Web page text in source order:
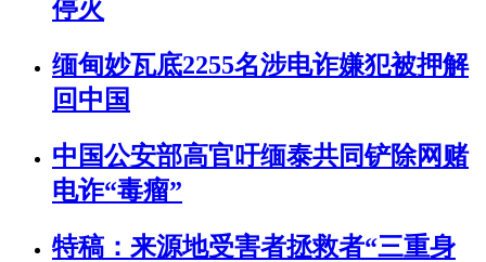
停火
缅甸妙瓦底2255名涉电诈嫌犯被押解
回中国
中国公安部高官吁缅泰共同铲除网赌
电诈“毒瘤”
特稿：来源地受害者拯救者“三重身